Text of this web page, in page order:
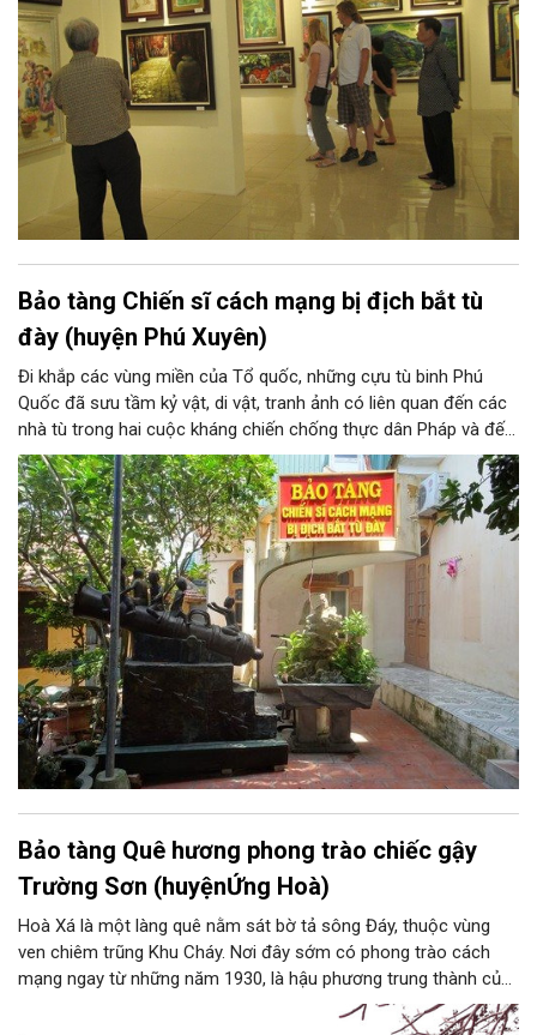
Nguyễn Tư Nghiêm, Nguyễn Sáng... và những thế hệ văn nghệ sĩ
sau này, ở họ đều có những sáng tác xuất sắc về xứ Đoài.
Bảo tàng Chiến sĩ cách mạng bị địch bắt tù
đày (huyện Phú Xuyên)
Đi khắp các vùng miền của Tổ quốc, những cựu tù binh Phú
Quốc đã sưu tầm kỷ vật, di vật, tranh ảnh có liên quan đến các
nhà tù trong hai cuộc kháng chiến chống thực dân Pháp và đế
quốc Mỹ xâm lược mà đồng đội và các ông đã trải qua. Hơn 20
năm kiếm tìm và góp nhặt, Bảo tàng Chiến sĩ cách mạng bị
địch bắt tù đày, do chính những người cựu tù năm xưa thành lập
là những minh chứng chân thực về một thời oanh liệt và hào
hùng của dân tộc.
Bảo tàng Quê hương phong trào chiếc gậy
Trường Sơn (huyệnỨng Hoà)
Hoà Xá là một làng quê nằm sát bờ tả sông Đáy, thuộc vùng
ven chiêm trũng Khu Cháy. Nơi đây sớm có phong trào cách
mạng ngay từ những năm 1930, là hậu phương trung thành của
cuộc kháng chiến chống Pháp. Trong công cuộc kháng chiến